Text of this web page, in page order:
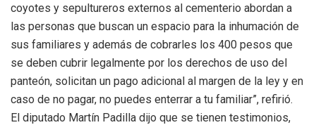
coyotes y sepultureros externos al cementerio abordan a
las personas que buscan un espacio para la inhumación de
sus familiares y además de cobrarles los 400 pesos que
se deben cubrir legalmente por los derechos de uso del
panteón, solicitan un pago adicional al margen de la ley y en
caso de no pagar, no puedes enterrar a tu familiar”, refirió.
El diputado Martín Padilla dijo que se tienen testimonios,